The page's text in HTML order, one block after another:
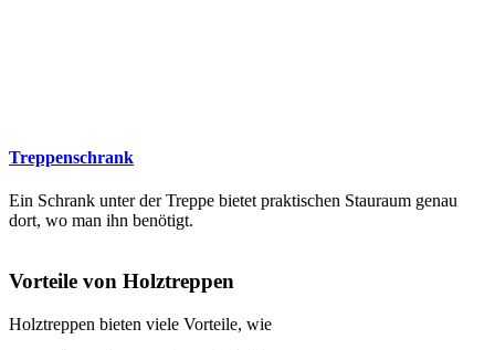
Treppenschrank
Ein Schrank unter der Treppe bietet praktischen Stauraum genau
dort, wo man ihn benötigt.
Vorteile von Holztreppen
Holztreppen bieten viele Vorteile, wie